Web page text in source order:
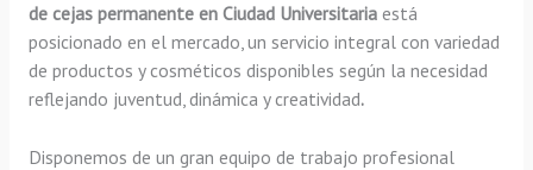
de cejas permanente en Ciudad Universitariaestá
posicionado en el mercado, un servicio integral con variedad
de productos y cosméticos disponibles según la necesidad
reflejando juventud, dinámica y creatividad.
Disponemos de un gran equipo de trabajo profesional